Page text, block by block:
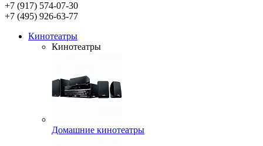
+7 (917) 574-07-30
+7 (495) 926-63-77
Кинотеатры
Кинотеатры
Домашние кинотеатры